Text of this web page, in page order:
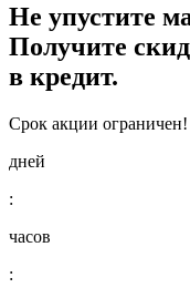
Не упустите
Получите
в кредит.
Срок акции ограничен!
дней
:
часов
: